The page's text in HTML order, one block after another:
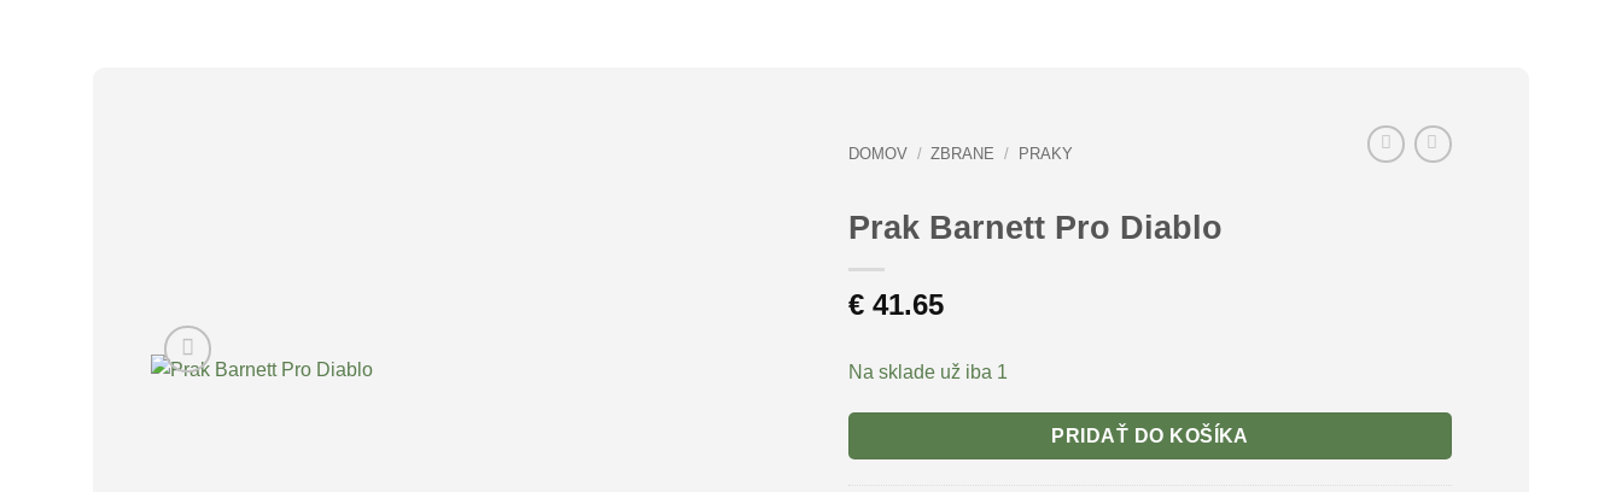
DOMOV / ZBRANE / PRAKY
Prak Barnett Pro Diablo
€41.65
Na sklade už iba 1
PRIDAŤ DO KOŠÍKA